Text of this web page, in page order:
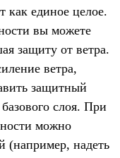
как единое целое.
вы можете
защиту от ветра.
ветра,
защитный
слоя. При
можно
(например, надеть